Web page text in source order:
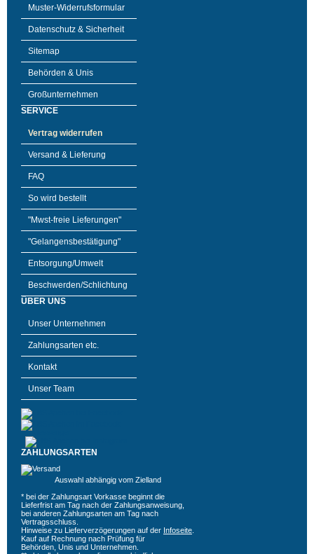
Muster-Widerrufsformular
Datenschutz & Sicherheit
Sitemap
Behörden & Unis
Großunternehmen
SERVICE
Vertrag widerrufen
Versand & Lieferung
FAQ
So wird bestellt
"Mwst-freie Lieferungen"
"Gelangensbestätigung"
Entsorgung/Umwelt
Beschwerden/Schlichtung
ÜBER UNS
Unser Unternehmen
Zahlungsarten etc.
Kontakt
Unser Team
ZAHLUNGSARTEN
Auswahl abhängig vom Zielland
* bei der Zahlungsart Vorkasse beginnt die
Lieferfrist am Tag nach der Zahlungsanweisung,
bei anderen Zahlungsarten am Tag nach
Vertragsschluss.
Hinweise zu Lieferverzögerungen auf der Infoseite
Kauf auf Rechnung nach Prüfung für
Behörden, Unis und Unternehmen.